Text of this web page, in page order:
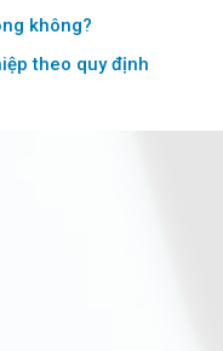
không?
theo quy định